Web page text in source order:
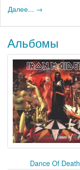
Далее... →
Альбомы
Dance Of Death